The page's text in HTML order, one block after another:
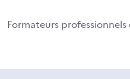
Formateurs